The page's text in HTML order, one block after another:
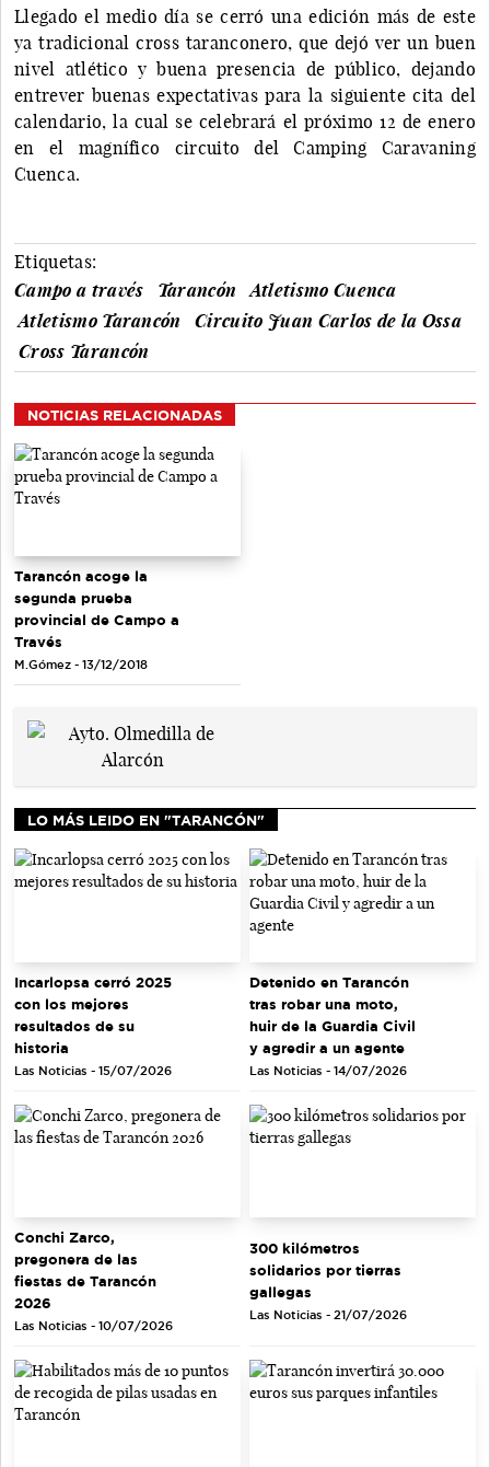
Llegado el medio día se cerró una edición más de este
ya tradicional cross taranconero, que dejó ver un buen
nivel atlético y buena presencia de público, dejando
entrever buenas expectativas para la siguiente cita del
calendario, la cual se celebrará el próximo 12 de enero
en el magnífico circuito del Camping Caravaning
Cuenca.
Etiquetas:
Campo a través
Tarancón
Atletismo Cuenca
Atletismo Tarancón
Circuito Juan Carlos de la Ossa
Cross Tarancón
NOTICIAS RELACIONADAS
Tarancón acoge la
segunda prueba
provincial de Campo a
Través
M.Gómez - 13/12/2018
LO MÁS LEIDO EN "TARANCÓN"
Incarlopsa cerró 2025
con los mejores
resultados de su
historia
Las Noticias - 15/07/2026
Detenido en Tarancón
tras robar una moto,
huir de la Guardia Civil
y agredir a un agente
Las Noticias - 14/07/2026
Conchi Zarco,
pregonera de las
fiestas de Tarancón
2026
Las Noticias - 10/07/2026
300 kilómetros
solidarios por tierras
gallegas
Las Noticias - 21/07/2026